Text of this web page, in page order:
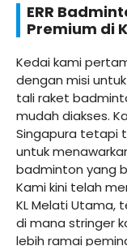
ERR
Premium di
Kedai kami
dengan misi
tali raket
mudah diakses.
Singapura tetapi
untuk
badminton yang
Kami kini telah
KL Melati Utama,
di mana stringer
lebih ramai